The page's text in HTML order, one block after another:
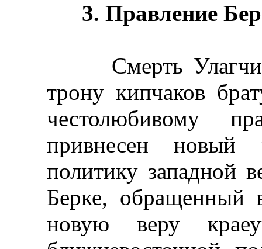
3. Правление
Смерть Улагчи
трону кипчаков
честолюбивому
привнесен новый
политику западной
Берке, обращенный
новую веру